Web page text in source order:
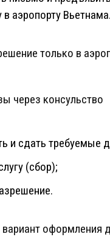
в аэропорту Вьетнама.
только в
через консульство
и сдать требуемые
(сбор);
оформления